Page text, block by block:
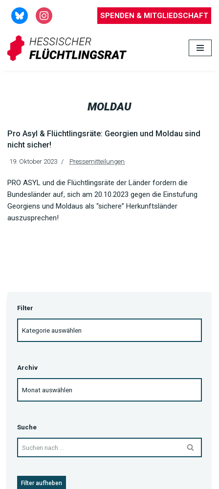
Zum
Inhalt
springen
SPENDEN & MITGLIEDSCHAFT
MOLDAU
Pro Asyl & Flüchtlingsräte: Georgien und Moldau sind
nicht sicher!
19. Oktober 2023 Pressemitteilungen
PRO ASYL und die Flüchtlingsräte der Länder fordern die
Bundesländer auf, sich am 20.10.2023 gegen die Einstufung
Georgiens und Moldaus als “sichere” Herkunftsländer
auszusprechen!
Filter
Archiv
Suche
Filter aufheben